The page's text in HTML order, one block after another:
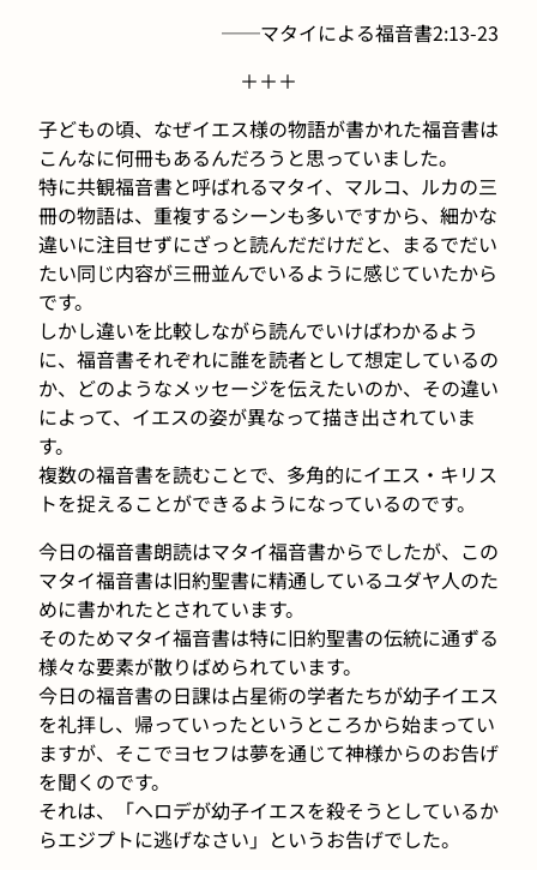
──マタイによる福音書2:13-23
＋＋＋
子どもの頃、なぜイエス様の物語が書かれた福音書は
こんなに何冊もあるんだろうと思っていました。
特に共観福音書と呼ばれるマタイ、マルコ、ルカの三
冊の物語は、重複するシーンも多いですから、細かな
違いに注目せずにざっと読んだだけだと、まるでだい
たい同じ内容が三冊並んでいるように感じていたから
です。
しかし違いを比較しながら読んでいけばわかるよう
に、福音書それぞれに誰を読者として想定しているの
か、どのようなメッセージを伝えたいのか、その違い
によって、イエスの姿が異なって描き出されていま
す。
複数の福音書を読むことで、多角的にイエス・キリス
トを捉えることができるようになっているのです。
今日の福音書朗読はマタイ福音書からでしたが、この
マタイ福音書は旧約聖書に精通しているユダヤ人のた
めに書かれたとされています。
そのためマタイ福音書は特に旧約聖書の伝統に通ずる
様々な要素が散りばめられています。
今日の福音書の日課は占星術の学者たちが幼子イエス
を礼拝し、帰っていったというところから始まってい
ますが、そこでヨセフは夢を通じて神様からのお告げ
を聞くのです。
それは、「ヘロデが幼子イエスを殺そうとしているか
らエジプトに逃げなさい」というお告げでした。